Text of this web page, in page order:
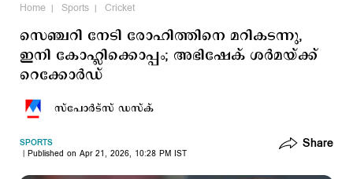
Home Sports Cricket
സെഞ്ചറി നേടി രോഹിത്തിനെ മറികടന്നു,
ഇനി കോഹ്ലിക്കൊപ്പം; അഭിഷേക് ശർമയ്ക്ക്
റെക്കോര്‍ഡ്
സ്പോര്‍ട്സ് ഡസ്ക്
SPORTS
Published on Apr 21, 2026, 10:28 PM IST
Share